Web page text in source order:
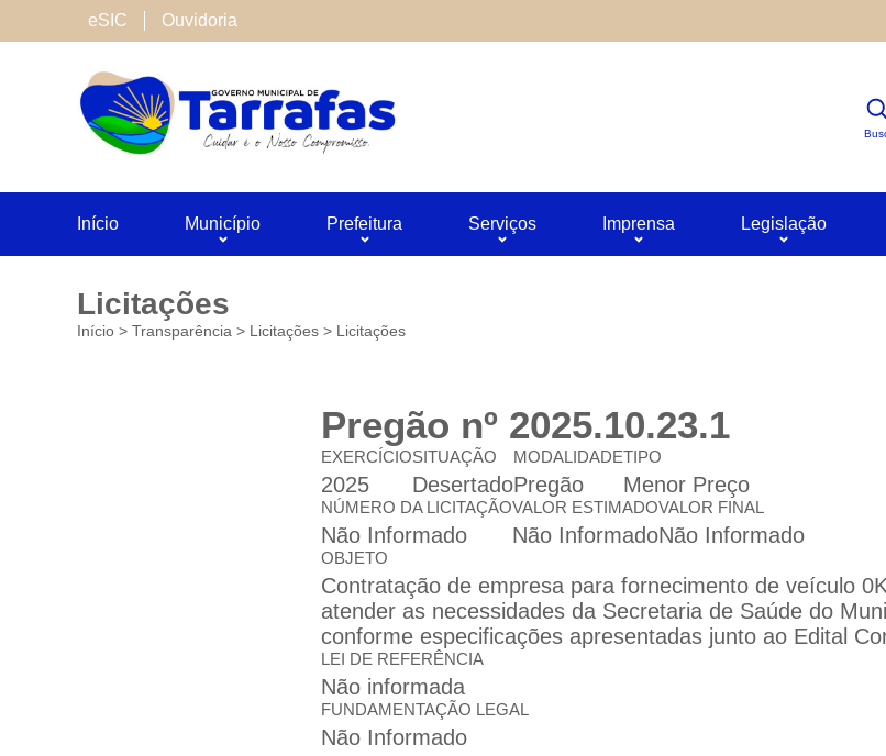
eSIC Ouvidoria
Início Município Prefeitura Serviços Imprensa Legislação
Licitações
Início > Transparência > Licitações > Licitações
Pregão nº 2025.10.23.1
EXERCÍCIO
2025
SITUAÇÃO
Desertado
MODALIDADE
Pregão
TIPO
Menor Preço
NÚMERO DA LICITAÇÃO
Não Informado
VALOR ESTIMADO
Não Informado
VALOR FINAL
Não Informado
OBJETO
Contratação de empresa para fornecimento de veículo
atender as necessidades da Secretaria de Saúde do
conforme especificações apresentadas junto ao Edital
LEI DE REFERÊNCIA
Não informada
FUNDAMENTAÇÃO LEGAL
Não Informado
Padrão
Cookies de terceiros
São cookies inseridos por serviços associados ao site oferecido por outras empresas e que não
Salvar